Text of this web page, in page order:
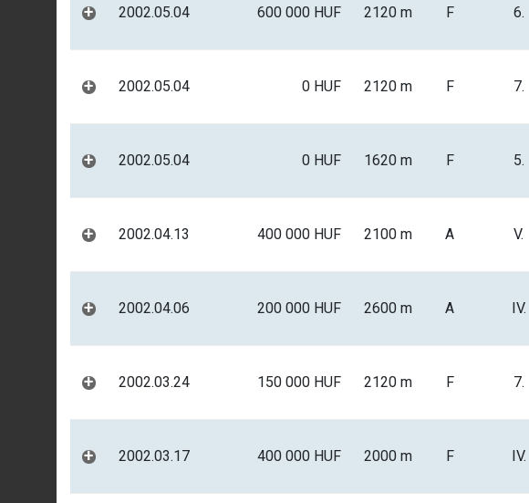
+ 2002.05.04 600 000 HUF 2120 m F 6.
+ 2002.05.04 0 HUF 2120 m F 7.
+ 2002.05.04 0 HUF 1620 m F 5.
+ 2002.04.13 400 000 HUF 2100 m A V.
+ 2002.04.06 200 000 HUF 2600 m A IV.
+ 2002.03.24 150 000 HUF 2120 m F 7.
+ 2002.03.17 400 000 HUF 2000 m F IV.